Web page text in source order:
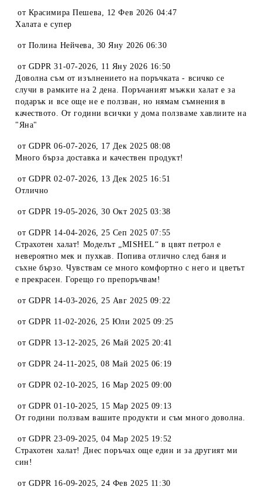
от Красимира Пешева, 12 Фев 2026 04:47
Халата е супер
от Полина Нейчева, 30 Яну 2026 06:30
от GDPR 31-07-2026, 11 Яну 2026 16:50
Доволна съм от изълнението на поръчката - всичко се
случи в рамките на 2 дена. Поръчаният мъжки халат е за
подарък и все още не е ползван, но нямам съмнения в
качеството. От години всички у дома ползваме хавлиите на
"Яна"
от GDPR 06-07-2026, 17 Дек 2025 08:08
Много бърза доставка и качествен продукт!
от GDPR 02-07-2026, 13 Дек 2025 16:51
Отлично
от GDPR 19-05-2026,30 Окт 2025 03:38
от GDPR 14-04-2026,25 Сеп 2025 07:55
Страхотен халат! Моделът „MISHEL“ в цвят петрол е
невероятно мек и пухкав. Попива отлично след баня и
съхне бързо. Чувствам се много комфортно с него и цветът
е прекрасен. Горещо го препоръчвам!
от GDPR 14-03-2026,25 Авг 2025 09:22
от GDPR 11-02-2026,25 Юли 2025 09:25
от GDPR 13-12-2025,26 Май 2025 20:41
от GDPR 24-11-2025,08 Май 2025 06:19
от GDPR 02-10-2025, 16 Мар 2025 09:00
от GDPR 01-10-2025, 15 Мар 2025 09:13
От години ползвам вашите продукти и съм много доволна.
от GDPR 23-09-2025,04 Мар 2025 19:52
Страхотен халат! Днес поръчах още един и за другият ми
син!
от GDPR 16-09-2025,24 Фев 2025 11:30